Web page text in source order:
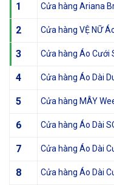
1 Cửa hàng Ariana
2 Cửa hàng VỆ NỮ
3 Cửa hàng Áo Cưới
4 Cửa hàng Áo Dài
5 Cửa hàng MÂY
6 Cửa hàng Áo Dài
7 Cửa hàng Áo Dài
8 Cửa hàng Áo Dài